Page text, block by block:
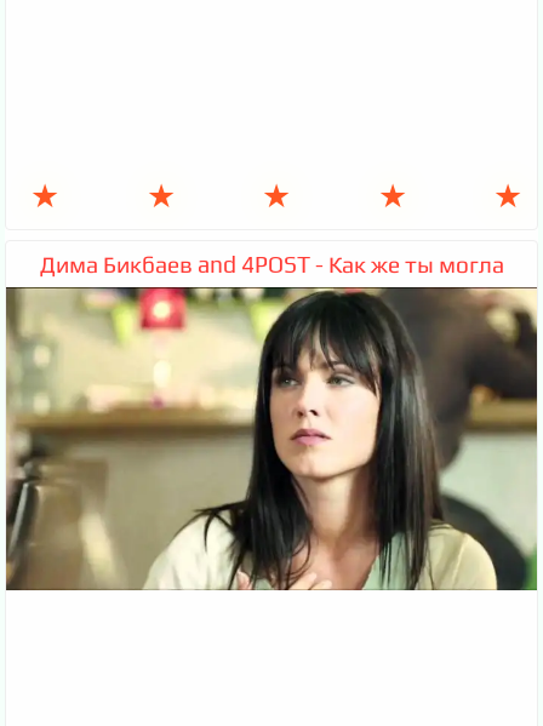
★ ★ ★ ★ ★
Дима Бикбаев and 4POST - Как же ты могла